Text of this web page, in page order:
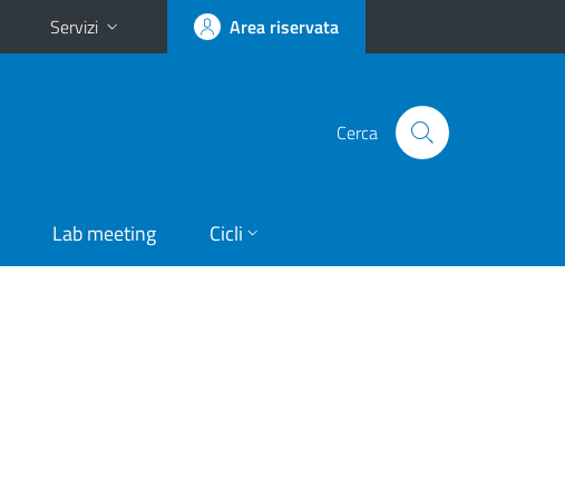
Servizi Area riservata
Cerca
Lab meeting Cicli